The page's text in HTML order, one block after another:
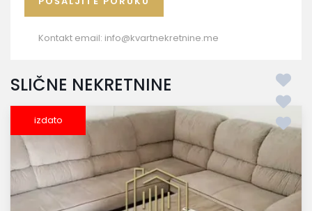
Kontakt email: info@kvartnekretnine.me
SLIČNE NEKRETNINE
izdato